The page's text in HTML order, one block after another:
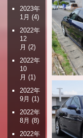
2023年
1月 (4)
2022年
12
月 (2)
2022年
10
月 (1)
2022年
9月 (1)
2022年
8月 (8)
2022年